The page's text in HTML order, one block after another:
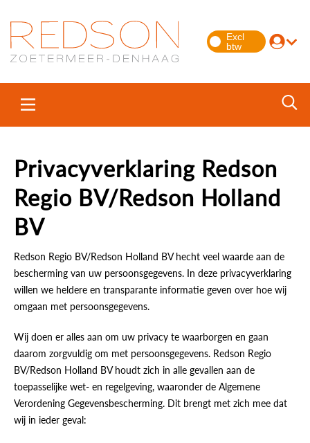
Privacyverklaring Redson
Regio BV/Redson Holland
BV
Redson Regio BV/Redson Holland BV hecht veel waarde aan de
bescherming van uw persoonsgegevens. In deze privacyverklaring
willen we heldere en transparante informatie geven over hoe wij
omgaan met persoonsgegevens.
Wij doen er alles aan om uw privacy te waarborgen en gaan
daarom zorgvuldig om met persoonsgegevens. Redson Regio
BV/Redson Holland BV houdt zich in alle gevallen aan de
toepasselijke wet- en regelgeving, waaronder de Algemene
Verordening Gegevensbescherming. Dit brengt met zich mee dat
wij in ieder geval: